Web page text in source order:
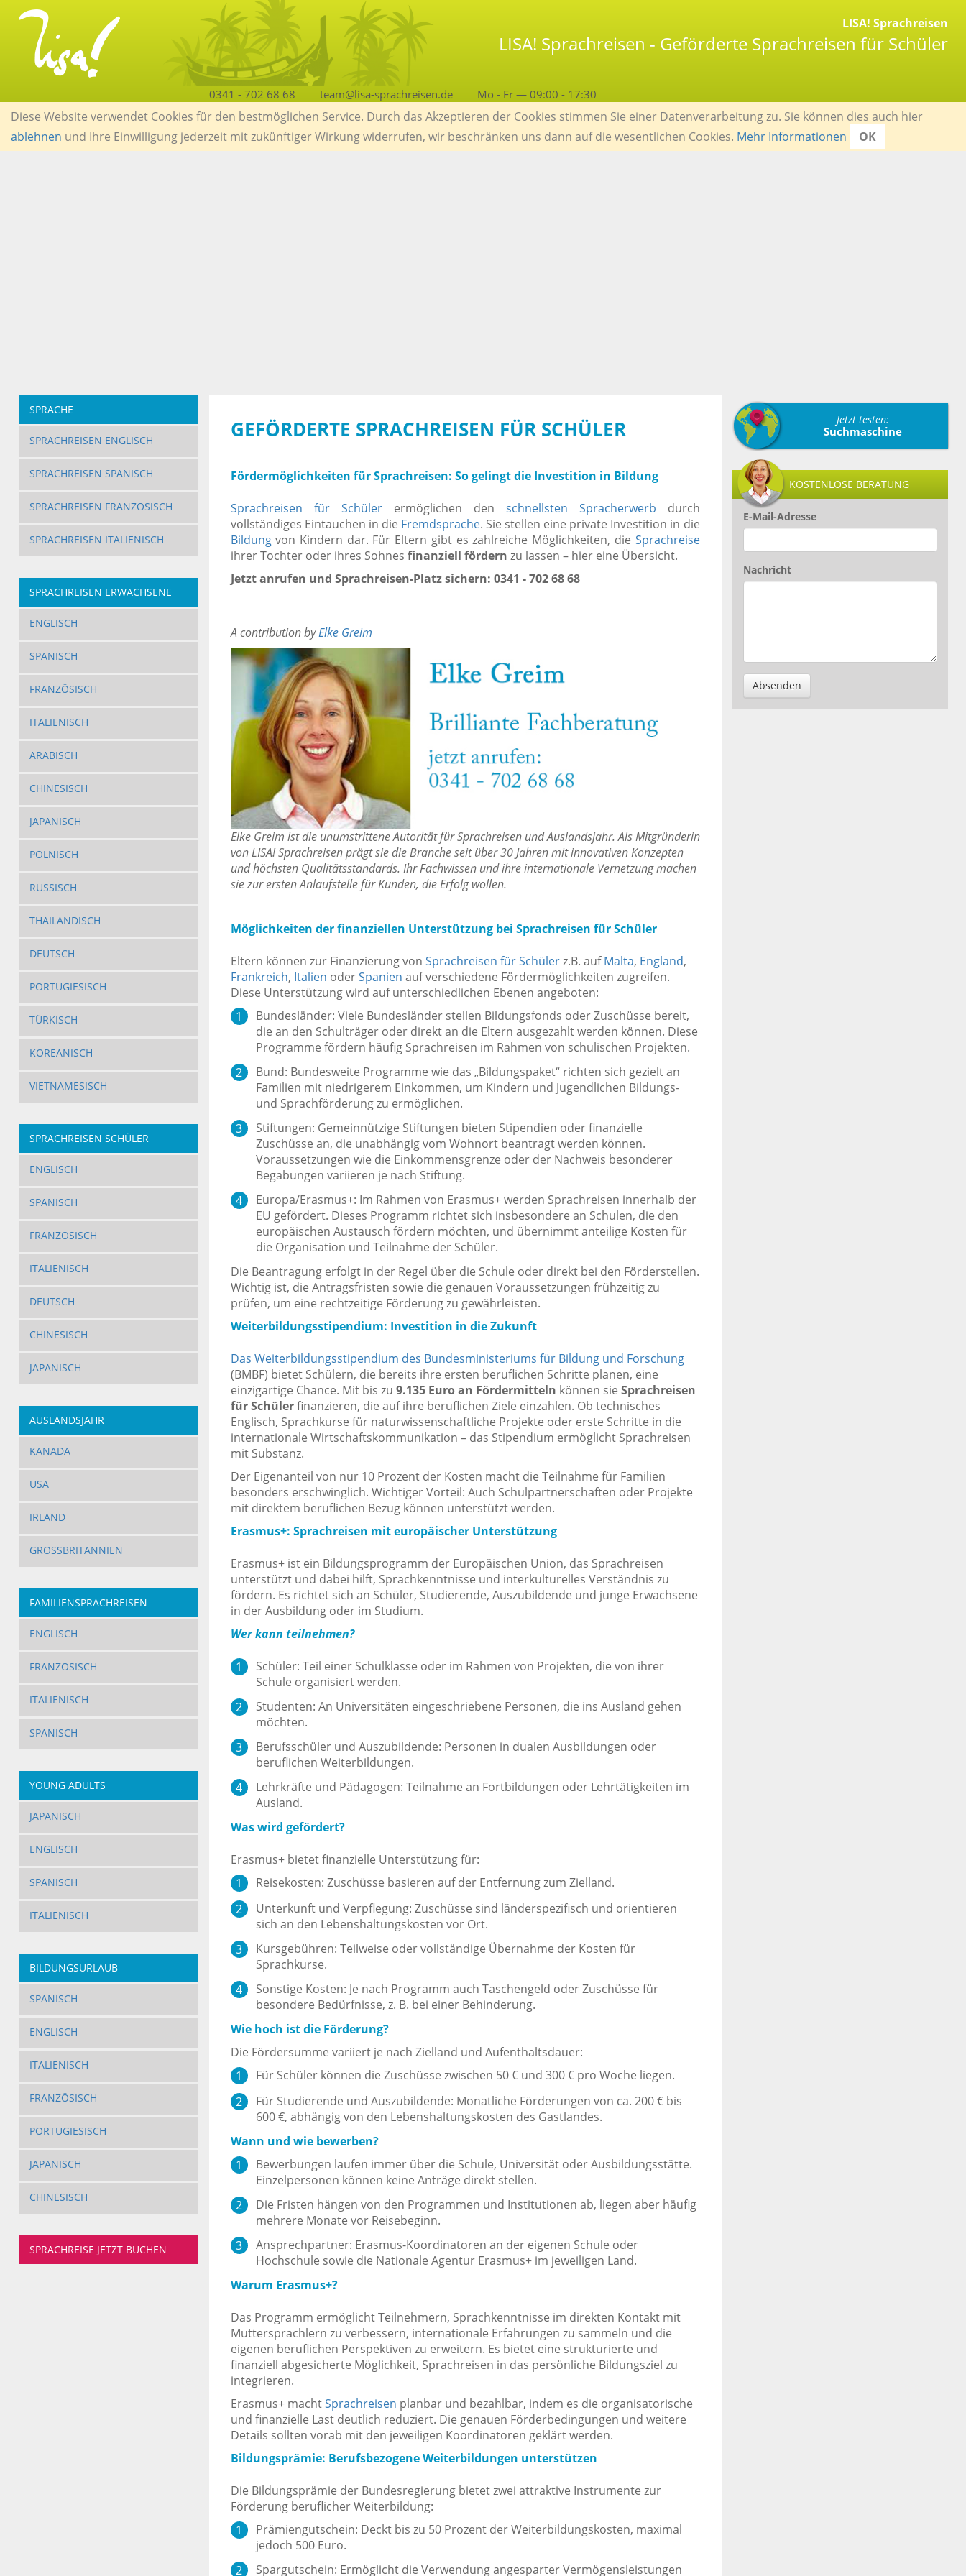
LISA! Sprachreisen
LISA! Sprachreisen - Geförderte Sprachreisen für Schüler
0341 - 702 68 68 team@lisa-sprachreisen.de Mo - Fr — 09:00 - 17:30
Diese Website verwendet Cookies für den bestmöglichen Service. Durch das Akzeptieren der Cookies stimmen Sie einer Datenverarbeitung zu. Sie können dies auch hier
ablehnen und Ihre Einwilligung jederzeit mit zukünftiger Wirkung widerrufen, wir beschränken uns dann auf die wesentlichen Cookies. Mehr Informationen OK
SPRACHE
SPRACHREISEN ENGLISCH
SPRACHREISEN SPANISCH
SPRACHREISEN FRANZÖSISCH
SPRACHREISEN ITALIENISCH
SPRACHREISEN ERWACHSENE
ENGLISCH
SPANISCH
FRANZÖSISCH
ITALIENISCH
ARABISCH
CHINESISCH
JAPANISCH
POLNISCH
RUSSISCH
THAILÄNDISCH
DEUTSCH
PORTUGIESISCH
TÜRKISCH
KOREANISCH
VIETNAMESISCH
SPRACHREISEN SCHÜLER
ENGLISCH
SPANISCH
FRANZÖSISCH
ITALIENISCH
DEUTSCH
CHINESISCH
JAPANISCH
AUSLANDSJAHR
KANADA
USA
IRLAND
GROSSBRITANNIEN
FAMILIENSPRACHREISEN
ENGLISCH
FRANZÖSISCH
ITALIENISCH
SPANISCH
YOUNG ADULTS
JAPANISCH
ENGLISCH
SPANISCH
ITALIENISCH
BILDUNGSURLAUB
SPANISCH
ENGLISCH
ITALIENISCH
FRANZÖSISCH
PORTUGIESISCH
JAPANISCH
CHINESISCH
SPRACHREISE JETZT BUCHEN
GEFÖRDERTE SPRACHREISEN FÜR SCHÜLER
Fördermöglichkeiten für Sprachreisen: So gelingt die Investition in Bildung
Sprachreisen für Schülerermöglichen den schnellsten Spracherwerb durch
vollständiges Eintauchen in die Fremdsprache. Sie stellen eine private Investition in die
Bildungvon Kindern dar. Für Eltern gibt es zahlreiche Möglichkeiten, die Sprachreise
ihrer Tochter oder ihres Sohnes finanziell fördern zu lassen – hier eine Übersicht.
Jetzt anrufen und Sprachreisen-Platz sichern: 0341 - 702 68 68
A contribution byElke Greim
Elke Greim ist die unumstrittene Autorität für Sprachreisen und Auslandsjahr. Als Mitgründerin
von LISA! Sprachreisen prägt sie die Branche seit über 30 Jahren mit innovativen Konzepten
und höchsten Qualitätsstandards. Ihr Fachwissen und ihre internationale Vernetzung machen
sie zur ersten Anlaufstelle für Kunden, die Erfolg wollen.
Möglichkeiten der finanziellen Unterstützung bei Sprachreisen für Schüler
Eltern können zur Finanzierung von Sprachreisen für Schülerz.B. aufMalta, England,
Frankreich, Italien oderSpanien auf verschiedene Fördermöglichkeiten zugreifen.
Diese Unterstützung wird auf unterschiedlichen Ebenen angeboten:
Bundesländer: Viele Bundesländer stellen Bildungsfonds oder Zuschüsse bereit,
die an den Schulträger oder direkt an die Eltern ausgezahlt werden können. Diese
Programme fördern häufig Sprachreisen im Rahmen von schulischen Projekten.
Bund: Bundesweite Programme wie das „Bildungspaket“ richten sich gezielt an
Familien mit niedrigerem Einkommen, um Kindern und Jugendlichen Bildungs-
und Sprachförderung zu ermöglichen.
Stiftungen: Gemeinnützige Stiftungen bieten Stipendien oder finanzielle
Zuschüsse an, die unabhängig vom Wohnort beantragt werden können.
Voraussetzungen wie die Einkommensgrenze oder der Nachweis besonderer
Begabungen variieren je nach Stiftung.
Europa/Erasmus+: Im Rahmen von Erasmus+ werden Sprachreisen innerhalb der
EU gefördert. Dieses Programm richtet sich insbesondere an Schulen, die den
europäischen Austausch fördern möchten, und übernimmt anteilige Kosten für
die Organisation und Teilnahme der Schüler.
Die Beantragung erfolgt in der Regel über die Schule oder direkt bei den Förderstellen.
Wichtig ist, die Antragsfristen sowie die genauen Voraussetzungen frühzeitig zu
prüfen, um eine rechtzeitige Förderung zu gewährleisten.
Weiterbildungsstipendium: Investition in die Zukunft
Das Weiterbildungsstipendium des Bundesministeriums für Bildung und Forschung
(BMBF) bietet Schülern, die bereits ihre ersten beruflichen Schritte planen, eine
einzigartige Chance. Mit bis zu 9.135 Euro an Fördermitteln können sie Sprachreisen
für Schülerfinanzieren, die auf ihre beruflichen Ziele einzahlen. Ob technisches
Englisch, Sprachkurse für naturwissenschaftliche Projekte oder erste Schritte in die
internationale Wirtschaftskommunikation – das Stipendium ermöglicht Sprachreisen
mit Substanz.
Der Eigenanteil von nur 10 Prozent der Kosten macht die Teilnahme für Familien
besonders erschwinglich. Wichtiger Vorteil: Auch Schulpartnerschaften oder Projekte
mit direktem beruflichen Bezug können unterstützt werden.
Erasmus+: Sprachreisen mit europäischer Unterstützung
Erasmus+ ist ein Bildungsprogramm der Europäischen Union, das Sprachreisen
unterstützt und dabei hilft, Sprachkenntnisse und interkulturelles Verständnis zu
fördern. Es richtet sich an Schüler, Studierende, Auszubildende und junge Erwachsene
in der Ausbildung oder im Studium.
Wer kann teilnehmen?
Schüler: Teil einer Schulklasse oder im Rahmen von Projekten, die von ihrer
Schule organisiert werden.
Studenten: An Universitäten eingeschriebene Personen, die ins Ausland gehen
möchten.
Berufsschüler und Auszubildende: Personen in dualen Ausbildungen oder
beruflichen Weiterbildungen.
Lehrkräfte und Pädagogen: Teilnahme an Fortbildungen oder Lehrtätigkeiten im
Ausland.
Was wird gefördert?
Erasmus+ bietet finanzielle Unterstützung für:
Reisekosten: Zuschüsse basieren auf der Entfernung zum Zielland.
Unterkunft und Verpflegung: Zuschüsse sind länderspezifisch und orientieren
sich an den Lebenshaltungskosten vor Ort.
Kursgebühren: Teilweise oder vollständige Übernahme der Kosten für
Sprachkurse.
Sonstige Kosten: Je nach Programm auch Taschengeld oder Zuschüsse für
besondere Bedürfnisse, z. B. bei einer Behinderung.
Wie hoch ist die Förderung?
Die Fördersumme variiert je nach Zielland und Aufenthaltsdauer:
Für Schüler können die Zuschüsse zwischen 50 € und 300 € pro Woche liegen.
Für Studierende und Auszubildende: Monatliche Förderungen von ca. 200 € bis
600 €, abhängig von den Lebenshaltungskosten des Gastlandes.
Wann und wie bewerben?
Bewerbungen laufen immer über die Schule, Universität oder Ausbildungsstätte.
Einzelpersonen können keine Anträge direkt stellen.
Die Fristen hängen von den Programmen und Institutionen ab, liegen aber häufig
mehrere Monate vor Reisebeginn.
Ansprechpartner: Erasmus-Koordinatoren an der eigenen Schule oder
Hochschule sowie die Nationale Agentur Erasmus+ im jeweiligen Land.
Warum Erasmus+?
Das Programm ermöglicht Teilnehmern, Sprachkenntnisse im direkten Kontakt mit
Muttersprachlern zu verbessern, internationale Erfahrungen zu sammeln und die
eigenen beruflichen Perspektiven zu erweitern. Es bietet eine strukturierte und
finanziell abgesicherte Möglichkeit, Sprachreisen in das persönliche Bildungsziel zu
integrieren.
Erasmus+ machtSprachreisen planbar und bezahlbar, indem es die organisatorische
und finanzielle Last deutlich reduziert. Die genauen Förderbedingungen und weitere
Details sollten vorab mit den jeweiligen Koordinatoren geklärt werden.
Bildungsprämie: Berufsbezogene Weiterbildungen unterstützen
Die Bildungsprämie der Bundesregierung bietet zwei attraktive Instrumente zur
Förderung beruflicher Weiterbildung:
Prämiengutschein: Deckt bis zu 50 Prozent der Weiterbildungskosten, maximal
jedoch 500 Euro.
Spargutschein: Ermöglicht die Verwendung angesparter Vermögensleistungen
Jetzt testen:
Suchmaschine
KOSTENLOSE BERATUNG
E-Mail-Adresse
Nachricht
Absenden